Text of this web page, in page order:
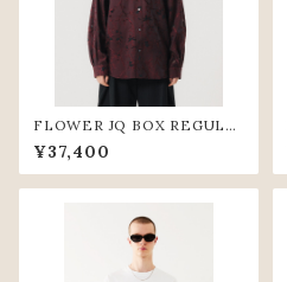
FLOWER JQ BOX REGULA
R SHIRTS (WIN)
¥37,400